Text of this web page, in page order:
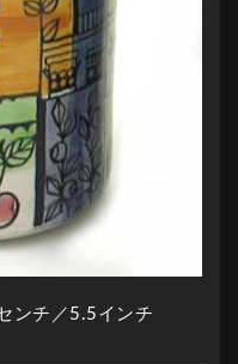
ンチ／5.5インチ